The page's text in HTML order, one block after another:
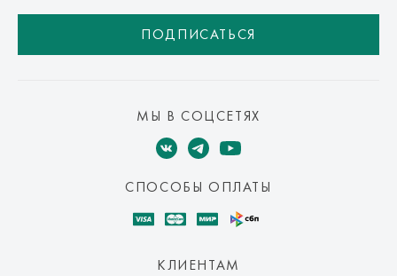
ПОДПИСАТЬСЯ
МЫ В СОЦСЕТЯХ
СПОСОБЫ ОПЛАТЫ
КЛИЕНТАМ